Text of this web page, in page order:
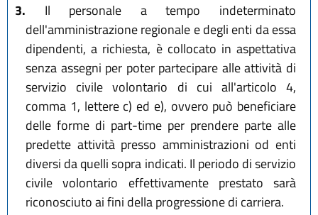
3. Il personale a tempo indeterminato
dell'amministrazione regionale e degli enti da essa
dipendenti, a richiesta, è collocato in aspettativa
senza assegni per poter partecipare alle attività di
servizio civile volontario di cui all'articolo 4,
comma 1, lettere c) ed e), ovvero può beneficiare
delle forme di part-time per prendere parte alle
predette attività presso amministrazioni od enti
diversi da quelli sopra indicati. Il periodo di servizio
civile volontario effettivamente prestato sarà
riconosciuto ai fini della progressione di carriera.